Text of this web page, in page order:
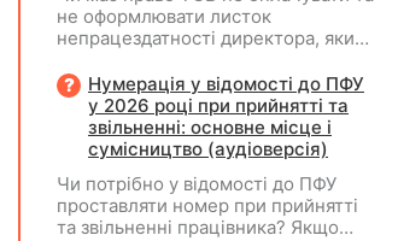
не оформлювати листок
непрацездатності директора, який
збереження заробітної плати під
час призупинення діяльності
підприємства?
Нумерація у відомості до ПФУ
у 2026 році при прийнятті та
звільненні: основне місце і
сумісництво (аудіоверсія)
Чи потрібно у відомості до ПФУ
проставляти номер при прийнятті
та звільненні працівника? Якщо